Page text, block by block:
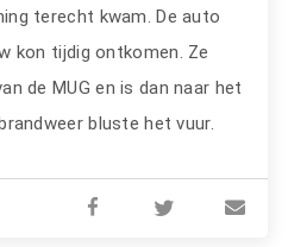
terecht kwam. De auto
kon tijdig ontkomen. Ze
de MUG en is dan naar het
bluste het vuur.